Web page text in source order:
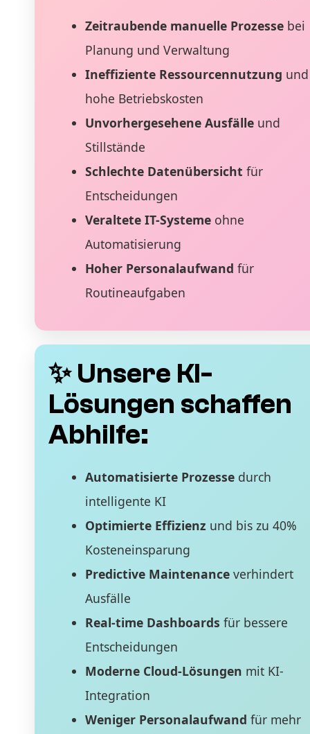
Zeitraubende manuelle Prozessebei
Planung und Verwaltung
Ineffiziente Ressourcennutzung und
hohe Betriebskosten
Unvorhergesehene Ausfälleund
Stillstände
Schlechte Datenübersicht für
Entscheidungen
Veraltete IT-Systemeohne
Automatisierung
Hoher Personalaufwand für
Routineaufgaben
✨ Unsere KI-
Lösungen schaffen
Abhilfe:
Automatisierte Prozessedurch
intelligente KI
Optimierte Effizienz und bis zu 40%
Kosteneinsparung
Predictive Maintenanceverhindert
Ausfälle
Real-time Dashboards für bessere
Entscheidungen
Moderne Cloud-Lösungen mit KI-
Integration
Weniger Personalaufwand für mehr